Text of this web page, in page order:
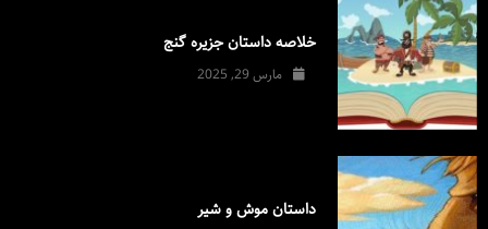
خلاصه داستان جزیره گنج
مارس 29, 2025
داستان موش و شیر